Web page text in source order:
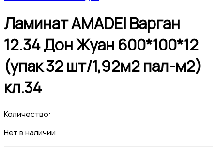
Ламинат AMADEI Варган
12.34 Дон Жуан 600*100*12
(упак 32 шт/1,92м2 пал-м2)
кл.34
Количество:
Нет в наличии